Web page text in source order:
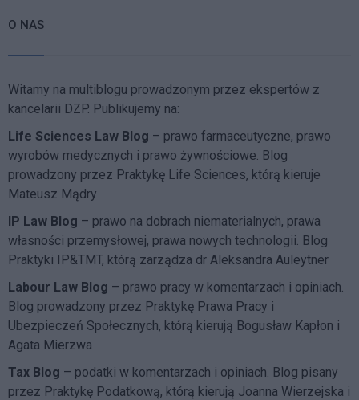
O NAS
Witamy na multiblogu prowadzonym przez ekspertów z
kancelarii DZP. Publikujemy na:
Life Sciences Law Blog – prawo farmaceutyczne, prawo
wyrobów medycznych i prawo żywnościowe. Blog
prowadzony przez Praktykę Life Sciences, którą kieruje
Mateusz Mądry
IP Law Blog – prawo na dobrach niematerialnych, prawa
własności przemysłowej, prawa nowych technologii. Blog
Praktyki IP&TMT, którą zarządza dr Aleksandra Auleytner
Labour Law Blog – prawo pracy w komentarzach i opiniach.
Blog prowadzony przez Praktykę Prawa Pracy i
Ubezpieczeń Społecznych, którą kierują Bogusław Kapłon i
Agata Mierzwa
Tax Blog – podatki w komentarzach i opiniach. Blog pisany
przez Praktykę Podatkową, którą kierują Joanna Wierzejska i